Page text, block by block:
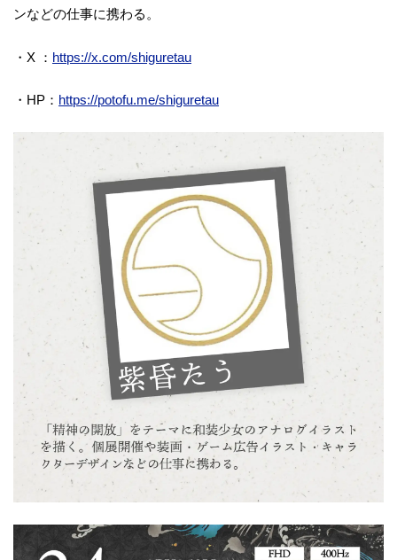
ンなどの仕事に携わる。
・X ： https://x.com/shiguretau
・HP： https://potofu.me/shiguretau